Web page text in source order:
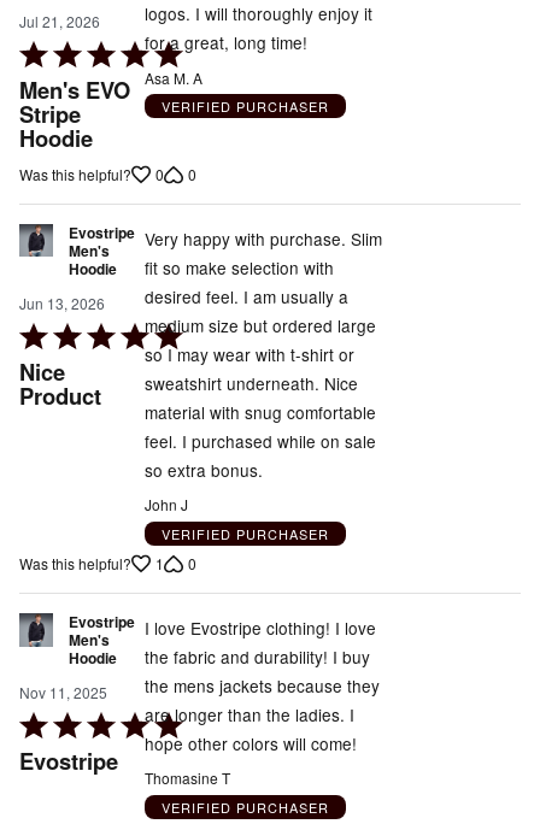
Jul 21, 2026
Rated
5
out
of
5
Men's EVO
Stripe
Hoodie
logos. I will thoroughly enjoy it
for a great, long time!
Asa M. A
VERIFIED PURCHASER
Was this helpful? 0 0
Evostripe
Men's
Hoodie
Jun 13, 2026
Rated
5
out
Nice
Product
Very happy with purchase. Slim
fit so make selection with
desired feel. I am usually a
medium size but ordered large
so I may wear with t-shirt or
sweatshirt underneath. Nice
material with snug comfortable
feel. I purchased while on sale
so extra bonus.
John J
VERIFIED PURCHASER
Was this helpful? 1 0
Evostripe
Men's
Hoodie
Nov 11, 2025
Rated
5
Evostripe
I love Evostripe clothing! I love
the fabric and durability! I buy
the mens jackets because they
are longer than the ladies. I
hope other colors will come!
Thomasine T
VERIFIED PURCHASER